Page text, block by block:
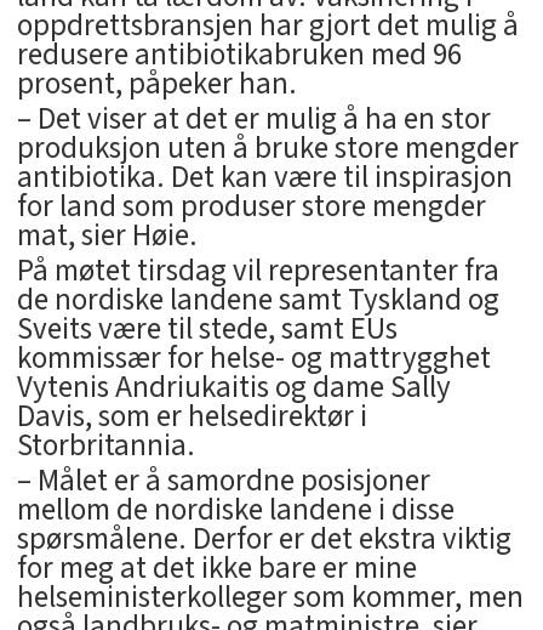
oppdrettsbransjen har gjort det mulig å
redusere antibiotikabruken med 96
prosent, påpeker han.
– Det viser at det er mulig å ha en stor
produksjon uten å bruke store mengder
antibiotika. Det kan være til inspirasjon
for land som produser store mengder
mat, sier Høie.
På møtet tirsdag vil representanter fra
de nordiske landene samt Tyskland og
Sveits være til stede, samt EUs
kommissær for helse- og mattrygghet
Vytenis Andriukaitis og dame Sally
Davis, som er helsedirektør i
Storbritannia.
– Målet er å samordne posisjoner
mellom de nordiske landene i disse
spørsmålene. Derfor er det ekstra viktig
for meg at det ikke bare er mine
helseministerkolleger som kommer, men